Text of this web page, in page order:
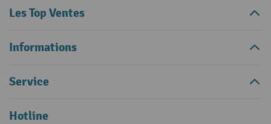
Les Top Ventes
Informations
Service
Hotline